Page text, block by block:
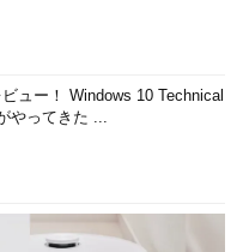
ュー！ Windows 10 Technical
やってきた ...